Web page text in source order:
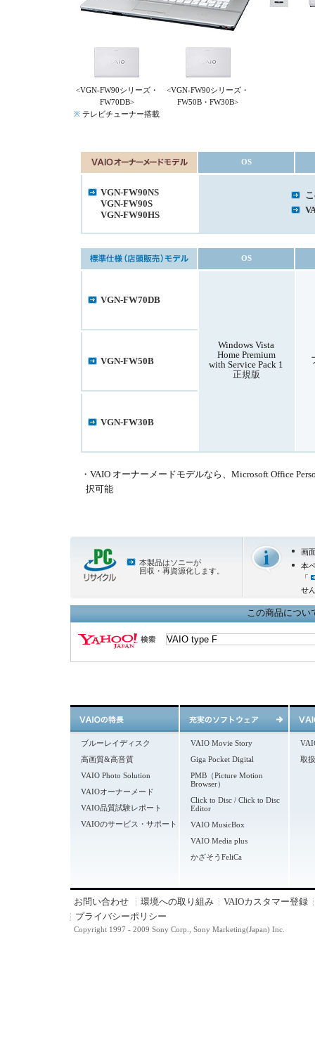
<VGN-FW90シリーズ・
FW70DB>
※ テレビチューナー搭載
<VGN-FW90シリーズ・
FW50B・FW30B>
OS
VGN-FW90NS
VGN-FW90S
VGN-FW90HS
OS
VGN-FW70DB
Windows Vista
Home Premium
with Service Pack 1
正規版
VGN-FW50B
VGN-FW30B
・VAIO オーナーメードモデルなら、Microsoft Office
択可能
本製品はソニーが
回収・再資源化します。
画
本
「
せ
この商品につい
ブルーレイディスク
高画質&高音質
VAIO Photo Solution
VAIOオーナーメード
VAIO品質試験レポート
VAIOのサービス・サポート
VAIO Movie Story
Giga Pocket Digital
PMB（Picture Motion
Browser）
Click to Disc / Click to Disc
Editor
VAIO MusicBox
VAIO Media plus
かざそうFeliCa
取
お問い合わせ 環境への取り組み
VAIOカスタマー登録
プライバシーポリシー
Copyright 1997 - 2009 Sony Corp., Sony Marketing(Japan) Inc.